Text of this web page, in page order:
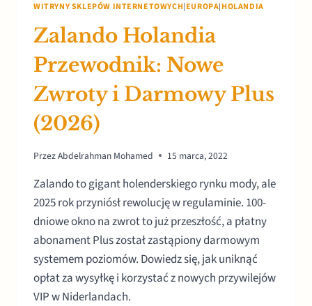
WITRYNY SKLEPÓW INTERNETOWYCH|EUROPA|HOLANDIA
Zalando Holandia
Przewodnik: Nowe
Zwroty i Darmowy Plus
(2026)
PrzezAbdelrahman Mohamed 15 marca, 2022
Zalando to gigant holenderskiego rynku mody, ale
2025 rok przyniósł rewolucję w regulaminie. 100-
dniowe okno na zwrot to już przeszłość, a płatny
abonament Plus został zastąpiony darmowym
systemem poziomów. Dowiedz się, jak uniknąć
opłat za wysyłkę i korzystać z nowych przywilejów
VIP w Niderlandach.